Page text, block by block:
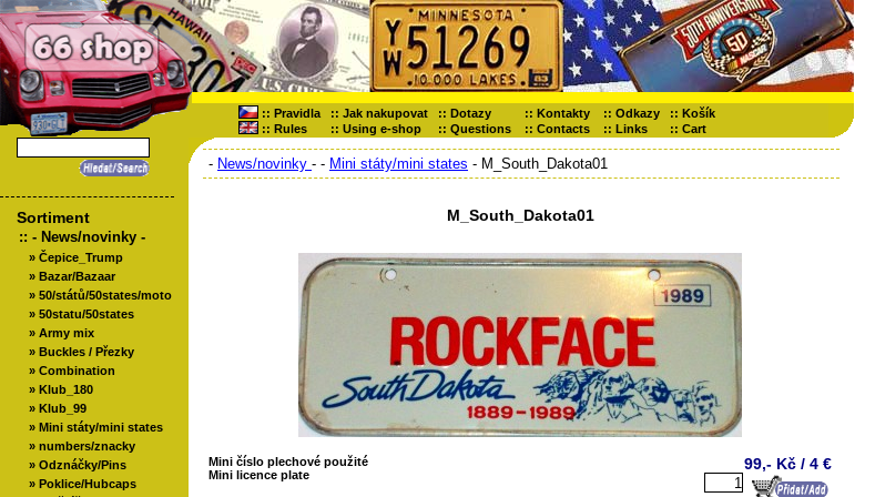
:: Pravidla :: Jak nakupovat :: Dotazy :: Kontakty :: Odkazy :: Košík
:: Rules :: Using e-shop :: Questions :: Contacts :: Links :: Cart
Sortiment
:: - News/novinky -
» Čepice_Trump
» Bazar/Bazaar
» 50/států/50states/moto
» 50statu/50states
» Army mix
» Buckles / Přezky
» Combination
» Klub_180
» Klub_99
» Mini státy/mini states
» numbers/znacky
» Odznáčky/Pins
» Poklice/Hubcaps
- News/novinky - - Mini státy/mini states - M_South_Dakota01
M_South_Dakota01
Mini číslo plechové použité
Mini licence plate
99,- Kč / 4 €